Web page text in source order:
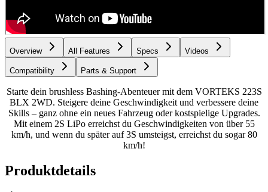
Overview All Features Specs Videos
Compatibility Parts & Support
Starte dein brushless Bashing-Abenteuer mit dem VORTEKS 223S
BLX 2WD. Steigere deine Geschwindigkeit und verbessere deine
Skills – ganz ohne ein neues Fahrzeug oder kostspielige Upgrades.
Mit einem 2S LiPo erreichst du Geschwindigkeiten von über 55
km/h, und wenn du später auf 3S umsteigst, erreichst du sogar 80
km/h!
Produktdetails